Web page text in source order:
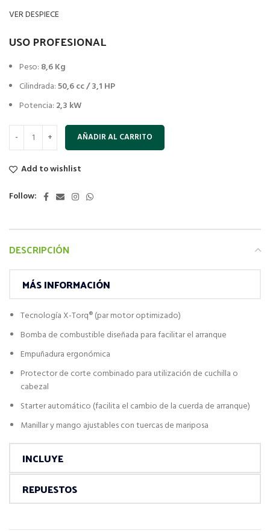
VER DESPIECE
USO PROFESIONAL
Peso: 8,6 Kg
Cilindrada:50,6 cc / 3,1 HP
Potencia: 2,3 kW
AÑADIR AL CARRITO
Add to wishlist
Follow:
DESCRIPCIÓN
MÁS INFORMACIÓN
Tecnología X-Torq® (par motor optimizado)
Bomba de combustible diseñada para facilitar el arranque
Empuñadura ergonómica
Protector de corte combinado para utilización de cuchilla o
cabezal
Starter automático (facilita el cambio de la cuerda de arranque)
Manillar y mango ajustables con tuercas de mariposa
INCLUYE
REPUESTOS